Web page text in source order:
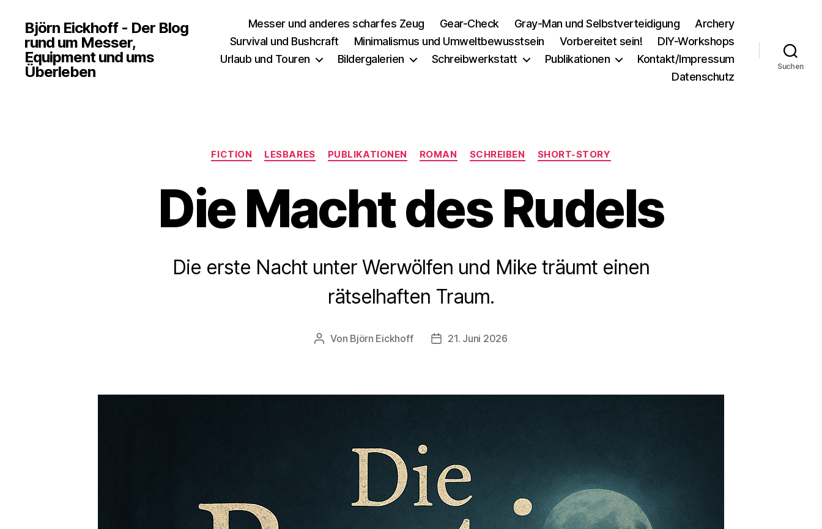
Björn Eickhoff - Der Blog
rund um Messer,
Equipment und ums
Überleben
Messer und anderes scharfes Zeug Gear-Check Gray-Man und Selbstverteidigung
Archery
Survival und Bushcraft
Minimalismus und Umweltbewusstsein Vorbereitet sein!
DIY-Workshops
Urlaub und Touren
Bildergalerien Schreibwerkstatt Publikationen
Kontakt/Impressum
Datenschutz
Suchen
Kategorien
FICTION LESBARES PUBLIKATIONEN ROMAN SCHREIBEN SHORT-STORY
Die Macht des Rudels
Die erste Nacht unter Werwölfen und Mike träumt einen
rätselhaften Traum.
Beitragsautor
Von Björn Eickhoff Veröffentlichungsdatum
21. Juni 2026